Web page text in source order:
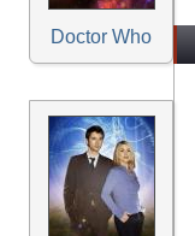
Doctor Who